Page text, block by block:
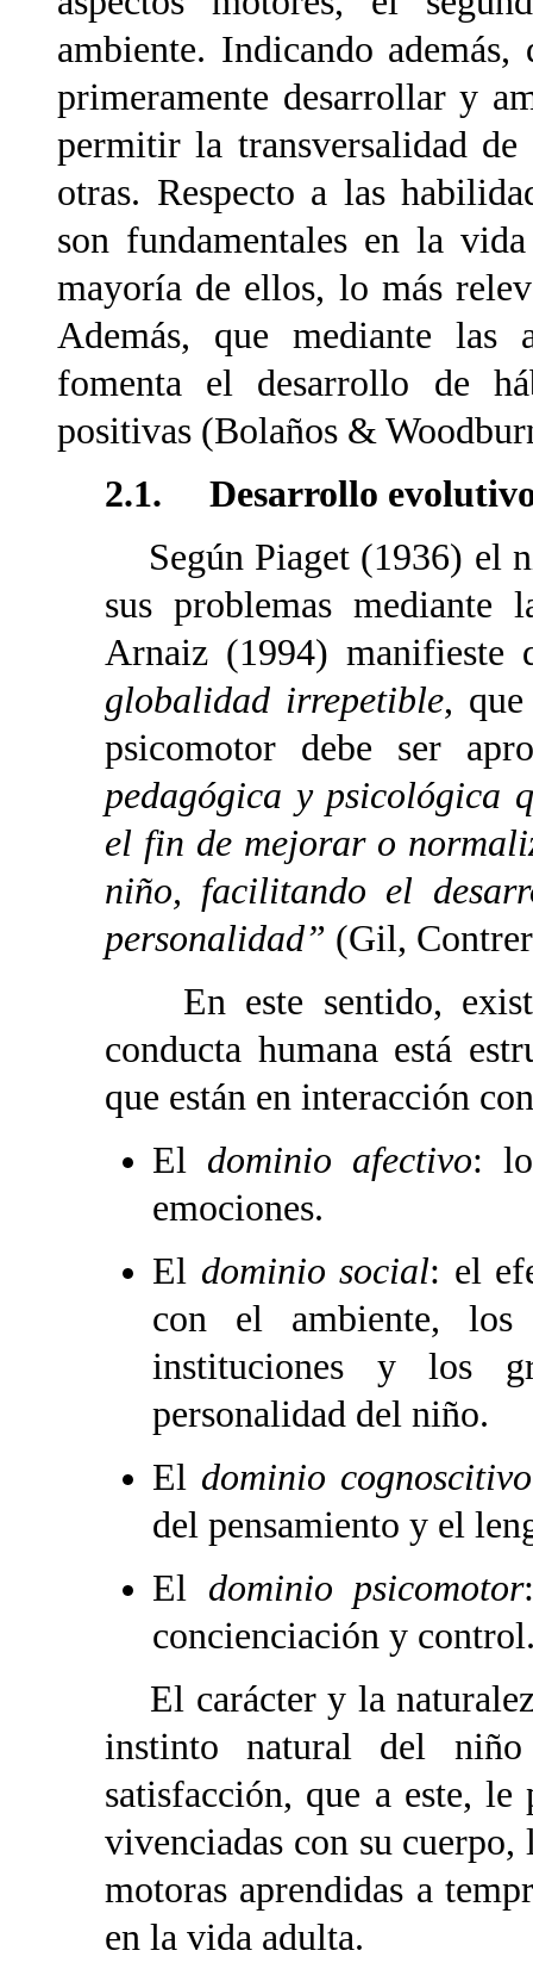
ambiente. Indicando
primeramente desarrollar y
permitir la transversalidad de
otras. Respecto a las
son fundamentales en la
mayoría de ellos, lo más
Además, que mediante las
fomenta el desarrollo de
positivas (Bolaños &
2.1. Desarrollo evolutivo
Según Piaget (1936) el
sus problemas
Arnaiz (1994) manifieste
globalidad irrepetible, que
psicomotor debe ser
pedagógica y psicológica
el fin de mejorar o
niño, facilitando el
personalidad” (Gil,
En este sentido,
conducta humana está
que están en interacción
El dominio afectivo:
emociones.
El dominio social: el
con el ambiente, los
instituciones y los
personalidad del niño.
El dominio cognoscitivo
del pensamiento y el
El dominio psicomotor
concienciación y
El carácter y la
instinto natural del
satisfacción, que a este, le
vivenciadas con su
motoras aprendidas a
en la vida adulta.